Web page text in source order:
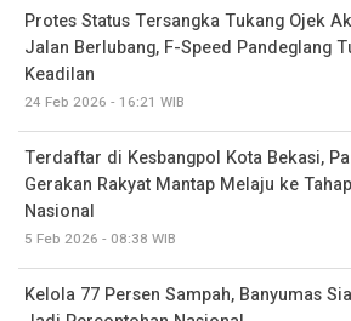
Protes Status Tersangka Tukang Ojek
Jalan Berlubang, F-Speed Pandeglang
Keadilan
24 Feb 2026 - 16:21 WIB
Terdaftar di Kesbangpol Kota Bekasi,
Gerakan Rakyat Mantap Melaju ke Tahap
Nasional
5 Feb 2026 - 08:38 WIB
Kelola 77 Persen Sampah, Banyumas